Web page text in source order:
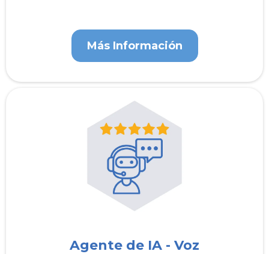
Más Información
Agente de IA - Voz